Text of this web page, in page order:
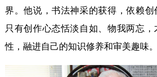
界。他说，书法神采的获得，依赖创
只有创作心态恬淡自如、物我两忘，
性，融进自己的知识修养和审美趣味。